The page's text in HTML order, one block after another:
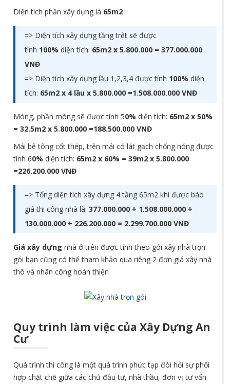
Diện tích phần xây dựng là 65m2
=> Diện tích xây dựng tầng trệt sẽ được
tính 100% diện tích: 65m2 x 5.800.000 = 377.000.000
VNĐ
=> Diện tích xây dựng lầu 1,2,3,4 được tính 100% diện
tích: 65m2 x 4 lầu x 5.800.000 =1.508.000.000 VNĐ
Móng, phần móng sẽ được tính 50% diện tích: 65m2 x 50%
= 32.5m2 x 5.800.000 =188.500.000 VNĐ
Mái bê tông cốt thép, trên mái có lát gạch chống nóng được
tính 60% diện tích: 65m2 x 60% = 39m2 x 5.800.000
=226.200.000 VNĐ
=> Tổng diện tích xây dựng 4 tầng 65m2 khi được báo
giá thi công nhà là: 377.000.000 + 1.508.000.000 +
130.000.000 + 226.200.000 = 2.299.700.000 VNĐ
Giá xây dựng nhà ở trên được tính theo gói xây nhà trọn
gói bạn cũng có thể tham khảo qua riêng 2 đơn giá xây nhà
thô và nhân công hoàn thiện
Quy trình làm việc của Xây Dựng An
Cư
Quá trình thi công là một quá trình phức tạp đòi hỏi sự phối
hợp chặt chẽ giữa các chủ đầu tư, nhà thầu, đơn vị tư vấn